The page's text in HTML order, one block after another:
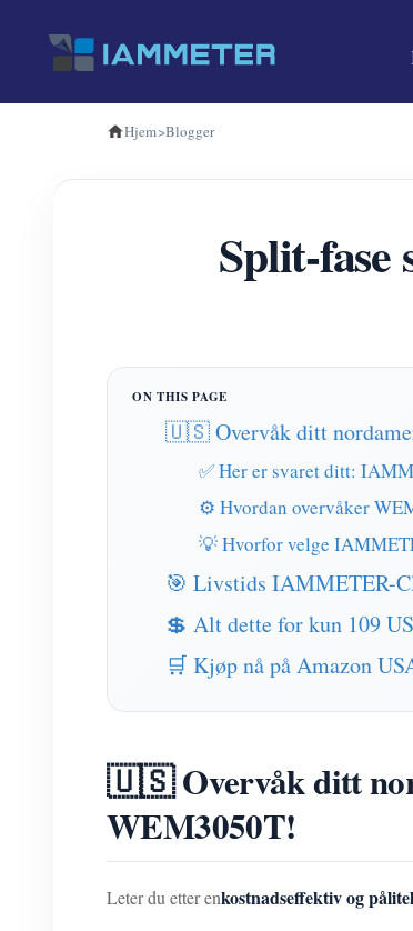
Hjem>Blogger
Split-
🇺🇸 Overvåk ditt
✅ Her er svaret ditt:
⚙️ Hvordan overvåker
💡 Hvorfor velge
🎯 Livstids IAMMETER-
💲 Alt dette for kun 109
🛒 Kjøp nå på Amazon
🇺🇸 Overvåk ditt
WEM3050T!
Leter du etter enkostnadseffektiv og